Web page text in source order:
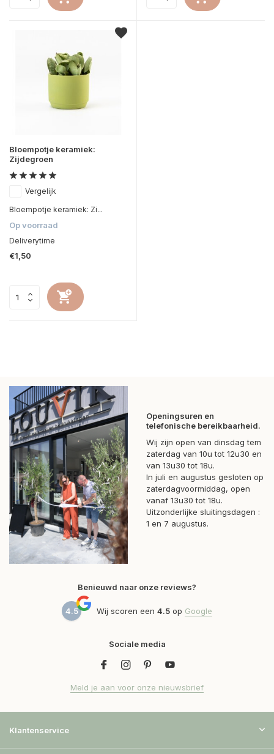
Bloempotje keramiek:
Zijdegroen
Vergelijk
Bloempotje keramiek: Zi...
Op voorraad
Deliverytime
€1,50
Openingsuren en
telefonische bereikbaarheid.
Wij zijn open van dinsdag tem
zaterdag van 10u tot 12u30 en
van 13u30 tot 18u.
In juli en augustus gesloten op
zaterdagvoormiddag, open
vanaf 13u30 tot 18u.
Uitzonderlijke sluitingsdagen :
1 en 7 augustus.
Benieuwd naar onze reviews?
4.5 Wij scoren een 4.5 op Google
Sociale media
Meld je aan voor onze nieuwsbrief
Klantenservice